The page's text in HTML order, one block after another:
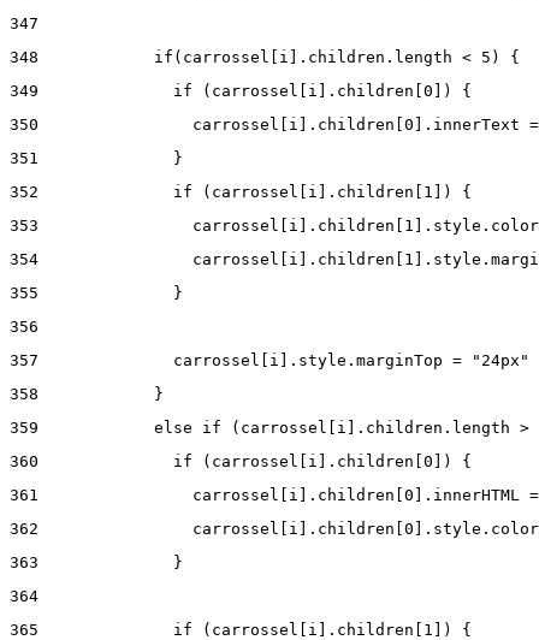
347
348
            if(carrossel[i].children.length < 5) {
349
              if (carrossel[i].children[0]) {
350
carrossel[i].children[0].innerText
351
              }
352
              if (carrossel[i].children[1]) {
353
354
355
              }
356
357
              carrossel[i].style.marginTop = "24px"
358
            }
359
else if (carrossel[i].children.length
360
              if (carrossel[i].children[0]) {
361
carrossel[i].children[0].innerHTML
362
363
              }
364
365
              if (carrossel[i].children[1]) {